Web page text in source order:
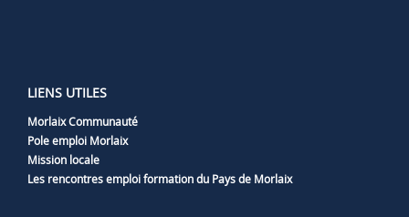
LIENS UTILES
Morlaix Communauté
Pole emploi Morlaix
Mission locale
Les rencontres emploi formation du Pays de Morlaix